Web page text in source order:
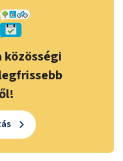
közösségi